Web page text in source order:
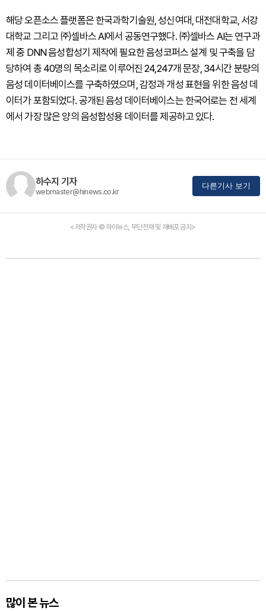
해당 오픈소스 플랫폼은 한국과학기술원, 성신여대, 대전대학교, 서강
대학교 그리고 ㈜셀바스 AI에서 공동연구했다. ㈜셀바스 AI는 연구과
제 중 DNN 음성합성기 제작에 필요한 음성코퍼스 설계 및 구축을 담
당하여 총 40명의 목소리로 이루어진 24,247개 문장, 34시간 분량의
음성 데이터베이스를 구축하였으며, 감정과 개성 표현을 위한 음성 데
이터가 포함되었다. 공개된 음성 데이터베이스는 한국어로는 전 세계
에서 가장 많은 양의 음성합성용 데이터를 제공하고 있다.
하수지 기자
webmaster@hinews.co.kr
다른기사 보기
<저작권자 © 하이뉴스, 무단전재 및 재배포 금지>
많이 본 뉴스